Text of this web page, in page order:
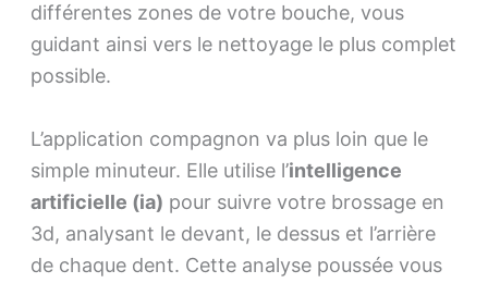
différentes zones de votre bouche, vous
guidant ainsi vers le nettoyage le plus complet
possible.
L’application compagnon va plus loin que le
simple minuteur. Elle utilise l’intelligence
artificielle (ia) pour suivre votre brossage en
3d, analysant le devant, le dessus et l’arrière
de chaque dent. Cette analyse poussée vous